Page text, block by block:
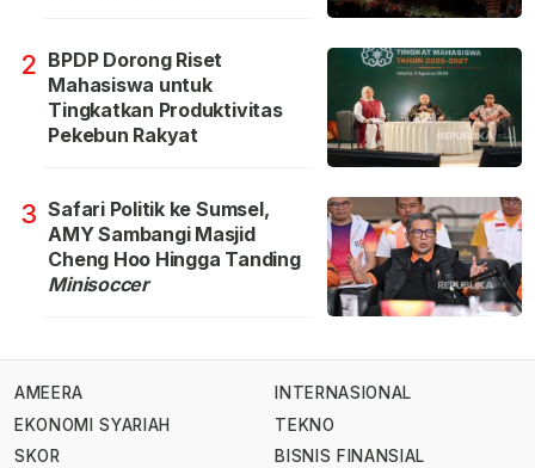
2 BPDP Dorong Riset
Mahasiswa untuk
Tingkatkan Produktivitas
Pekebun Rakyat
3 Safari Politik ke Sumsel,
AMY Sambangi Masjid
Cheng Hoo Hingga Tanding
Minisoccer
AMEERA
EKONOMI SYARIAH
SKOR
INTERNASIONAL
TEKNO
BISNIS FINANSIAL